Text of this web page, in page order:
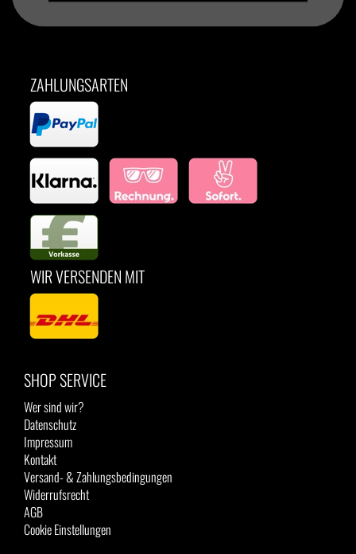
ZAHLUNGSARTEN
WIR VERSENDEN MIT
SHOP SERVICE
Wer sind wir?
Datenschutz
Impressum
Kontakt
Versand- & Zahlungsbedingungen
Widerrufsrecht
AGB
Cookie Einstellungen